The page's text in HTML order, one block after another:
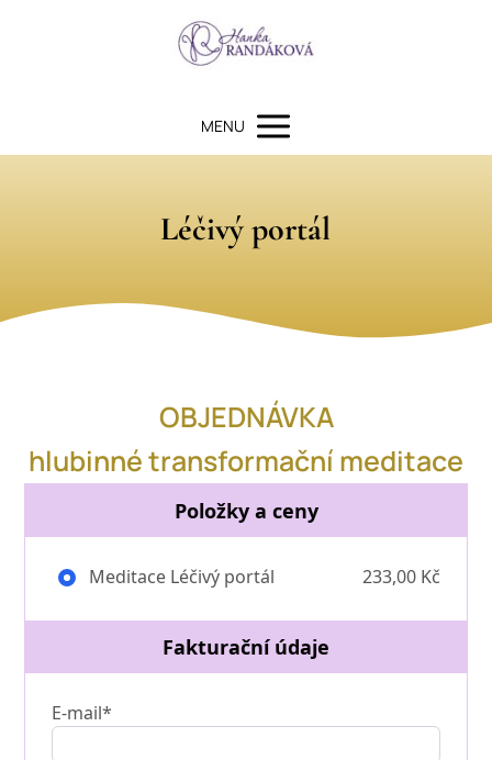
MENU
Léčivý portál
OBJEDNÁVKA
hlubinné transformační meditace
Položky a ceny
Meditace Léčivý portál 233,00 Kč
Fakturační údaje
E-mail*